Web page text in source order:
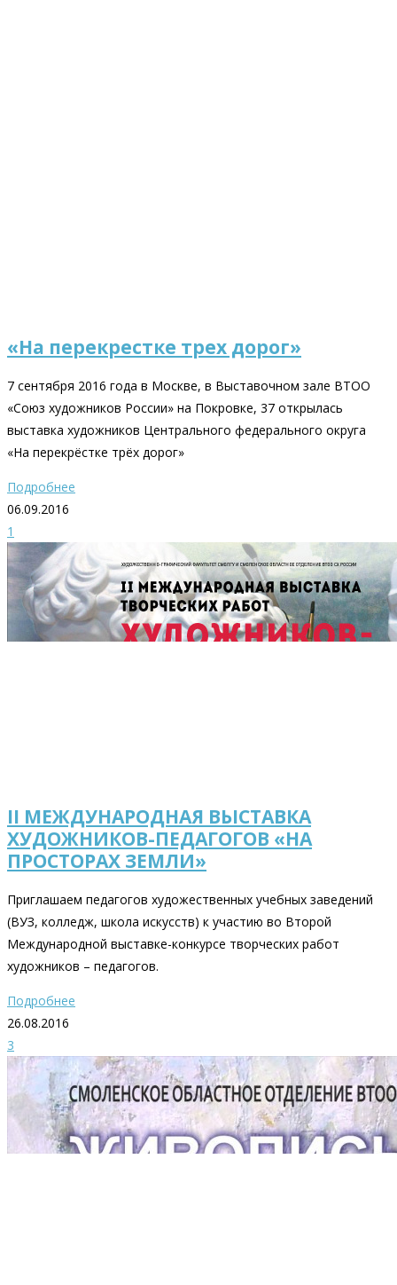
«На перекрестке трех дорог»
7 сентября 2016 года в Москве, в Выставочном зале ВТОО
«Союз художников России» на Покровке, 37 открылась
выставка художников Центрального федерального округа
«На перекрёстке трёх дорог»
Подробнее
06.09.2016
1
II МЕЖДУНАРОДНАЯ ВЬIСТАВКА
ХУДОЖНИКОВ-ПЕДАГОГОВ «НА
ПРОСТОРАХ ЗЕМЛИ»
Приглашаем педагогов художественных учебных заведений
(ВУЗ, колледж, школа искусств) к участию во Второй
Международной выставке-конкурсе творческих работ
художников – педагогов.
Подробнее
26.08.2016
3